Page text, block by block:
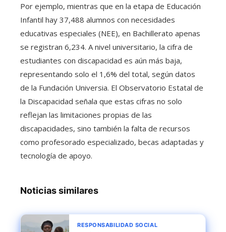
Por ejemplo, mientras que en la etapa de Educación
Infantil hay 37,488 alumnos con necesidades
educativas especiales (NEE), en Bachillerato apenas
se registran 6,234. A nivel universitario, la cifra de
estudiantes con discapacidad es aún más baja,
representando solo el 1,6% del total, según datos
de la Fundación Universia. El Observatorio Estatal de
la Discapacidad señala que estas cifras no solo
reflejan las limitaciones propias de las
discapacidades, sino también la falta de recursos
como profesorado especializado, becas adaptadas y
tecnología de apoyo.
Noticias similares
RESPONSABILIDAD SOCIAL